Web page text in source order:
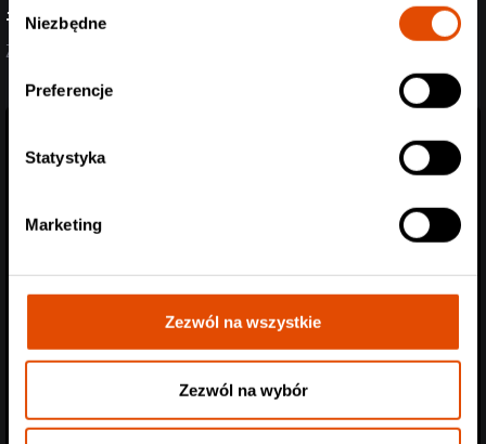
zgody
Niezbędne
Preferencje
Statystyka
Marketing
Zezwól na wszystkie
Zezwól na wybór
#StreszczenieTygodnia
Zobacz aktualizację z ostatnich dni (27.07-07.08.2026)